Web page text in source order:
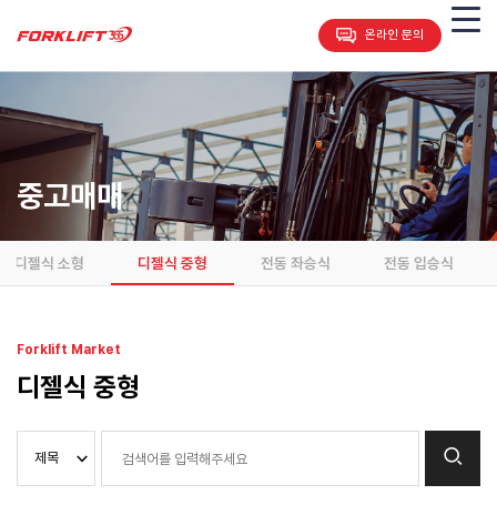
온라인 문의
중고매매
디젤식 소형 디젤식 중형 전동 좌승식 전동 입승식
Forklift Market
디젤식 중형